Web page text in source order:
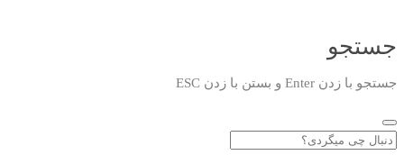
جستجو
جستجو با زدن Enter و بستن با زدن ESC